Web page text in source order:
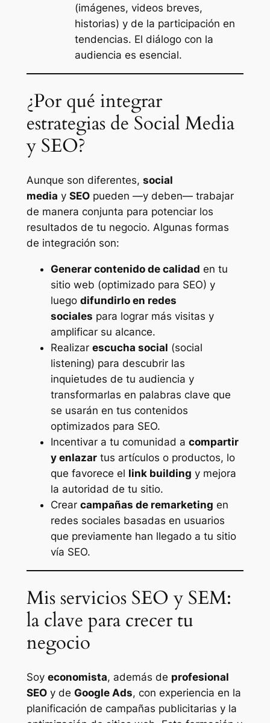
(imágenes, videos breves,
historias) y de la participación en
tendencias. El diálogo con la
audiencia es esencial.
¿Por qué integrar
estrategias de Social Media
y SEO?
Aunque son diferentes, social
media y SEOpueden —y deben— trabajar
de manera conjunta para potenciar los
resultados de tu negocio. Algunas formas
de integración son:
Generar contenido de calidad en tu
sitio web (optimizado para SEO) y
luego difundirlo en redes
sociales para lograr más visitas y
amplificar su alcance.
Realizar escucha social (social
listening) para descubrir las
inquietudes de tu audiencia y
transformarlas en palabras clave que
se usarán en tus contenidos
optimizados para SEO.
Incentivar a tu comunidad a compartir
y enlazartus artículos o productos, lo
que favorece el link building y mejora
la autoridad de tu sitio.
Crear campañas de remarketing en
redes sociales basadas en usuarios
que previamente han llegado a tu sitio
vía SEO.
Mis servicios SEO y SEM:
la clave para crecer tu
negocio
Soy economista, además de profesional
SEOy de Google Ads, con experiencia en la
planificación de campañas publicitarias y la